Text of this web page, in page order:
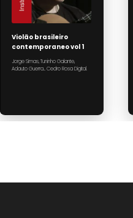
Violão brasileiro
contemporaneo vol 1
Jorge Simas, Tuninho Galante,